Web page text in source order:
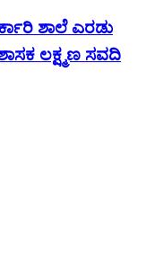
ಶಾಲೆ ಎರಡು
ಲಕ್ಷ್ಮಣ ಸವದಿ